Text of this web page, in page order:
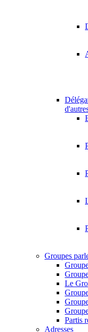
Groupes
Le
Partis
Adresses